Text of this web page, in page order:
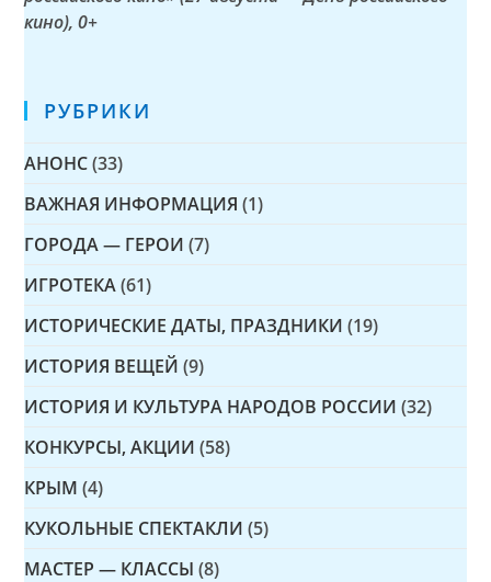
кино), 0+
РУБРИКИ
АНОНС (33)
ВАЖНАЯ ИНФОРМАЦИЯ (1)
ГОРОДА — ГЕРОИ (7)
ИГРОТЕКА (61)
ИСТОРИЧЕСКИЕ ДАТЫ, ПРАЗДНИКИ (19)
ИСТОРИЯ ВЕЩЕЙ (9)
ИСТОРИЯ И КУЛЬТУРА НАРОДОВ РОССИИ (32)
КОНКУРСЫ, АКЦИИ (58)
КРЫМ (4)
КУКОЛЬНЫЕ СПЕКТАКЛИ (5)
МАСТЕР — КЛАССЫ (8)